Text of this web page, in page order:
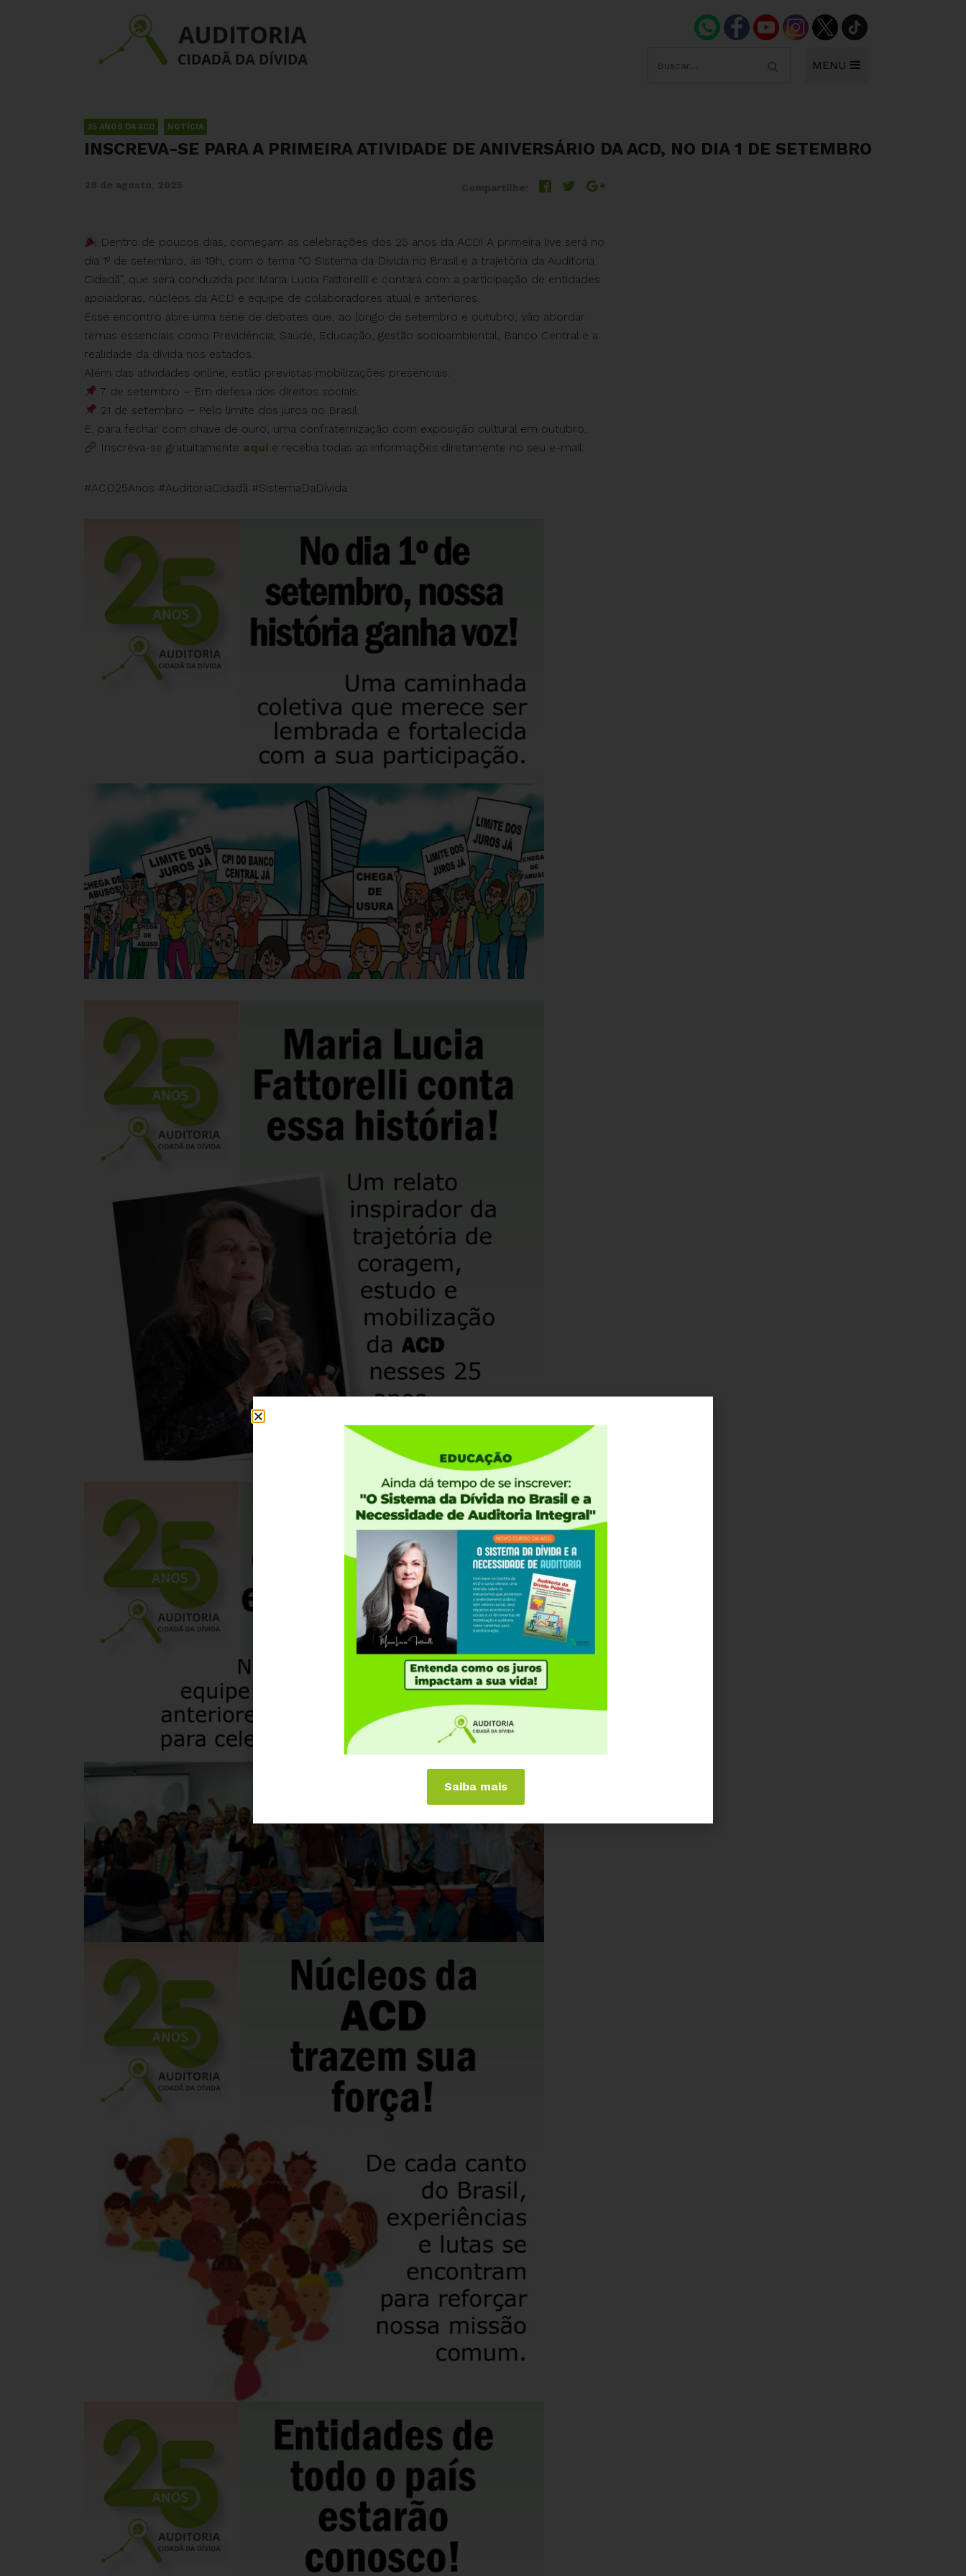
MENU
25 ANOS DA ACD NOTÍCIA
INSCREVA-SE PARA A PRIMEIRA ATIVIDADE DE ANIVERSÁRIO DA ACD, NO DIA 1 DE SETEMBRO
Dentro de poucos dias, começam as celebrações dos 25 anos da ACD! A primeira live será no
dia 1º de setembro, às 19h, com o tema “O Sistema da Dívida no Brasil e a trajetória da Auditoria
Cidadã”, que será conduzida por Maria Lucia Fattorelli e contará com a participação de entidades
apoiadoras, núcleos da ACD e equipe de colaboradores atual e anteriores.
Esse encontro abre uma série de debates que, ao longo de setembro e outubro, vão abordar
temas essenciais como Previdência, Saúde, Educação, gestão socioambiental, Banco Central e a
realidade da dívida nos estados.
Além das atividades online, estão previstas mobilizações presenciais:
7 de setembro – Em defesa dos direitos sociais.
21 de setembro – Pelo limite dos juros no Brasil.
E, para fechar com chave de ouro, uma confraternização com exposição cultural em outubro.
Inscreva-se gratuitamente aqui e receba todas as informações diretamente no seu e-mail:
#ACD25Anos #AuditoriaCidadã #SistemaDaDívida
Saiba mais